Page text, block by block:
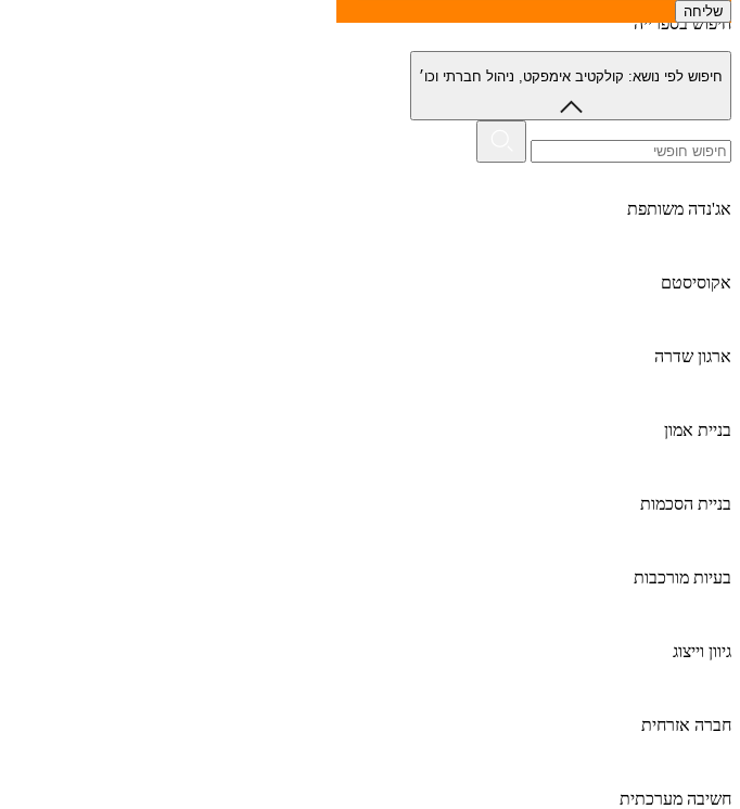
חיפוש בספרייה
חיפוש לפי נושא: קולקטיב אימפקט, ניהול חברתי וכו׳
אג'נדה משותפת
אקוסיסטם
ארגון שדרה
בניית אמון
בניית הסכמות
בעיות מורכבות
גיוון וייצוג
חברה אזרחית
חשיבה מערכתית